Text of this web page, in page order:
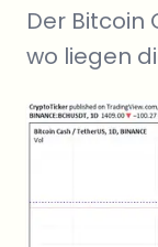
Der Bitcoin
wo liegen